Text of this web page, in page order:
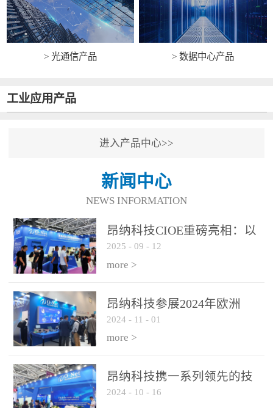
> 光通信产品 > 数据中心产品
工业应用产品
进入产品中心>>
新闻中心
NEWS INFORMATION
昂纳科技CIOE重磅亮相：以
光通信创新引擎，驱动AI与
算力互联新时代
2025 - 09 - 12
more >
昂纳科技参展2024年欧洲
ECOC展会
2024 - 11 - 01
more >
昂纳科技携一系列领先的技
术平台和优秀产品参展2024
2024 - 10 - 16